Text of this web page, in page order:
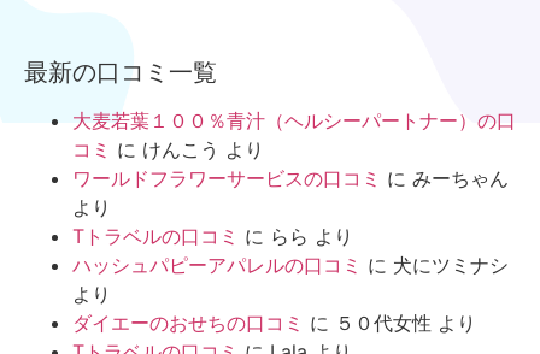
最新の口コミ一覧
大麦若葉１００％青汁（ヘルシーパートナー）の口
コミ に けんこう より
ワールドフラワーサービスの口コミ に みーちゃん
より
Tトラベルの口コミ に らら より
ハッシュパピーアパレルの口コミ に 犬にツミナシ
より
ダイエーのおせちの口コミ に ５０代女性 より